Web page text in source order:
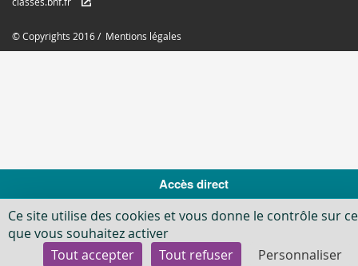
© Copyrights 2016 / Mentions légales
Accès direct
Newsletter Agenda
Ce site utilise des cookies et vous donne le contrôle sur
que vous souhaitez activer
Tout accepter
Tout refuser Personnaliser